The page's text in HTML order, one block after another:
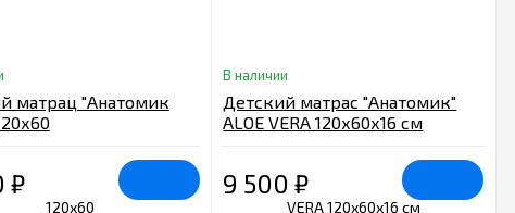
матрац "Анатомик
₽
В наличии
Детский матрас "Анатомик"
ALOE VERA 120х60х16 см
9 500₽